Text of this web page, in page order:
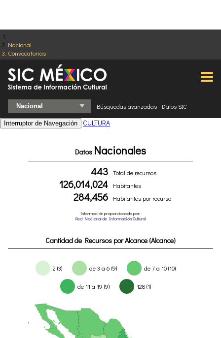
Nacional
Convocatorias
Búsquedas avanzadas Datos SIC
Interruptor de Navegación CULTURA
Datos Nacionales
443 Total de recursos
126,014,024 Habitantes
284,456 Habitantes por recurso
Información proporcionada por:
Red Nacional de Información Cultural
Cantidad de Recursos por Alcance (Alcance)
2 (3) de 3 a 6 (9) de 7 a 10 (10)
de 11 a 19 (9) 128 (1)